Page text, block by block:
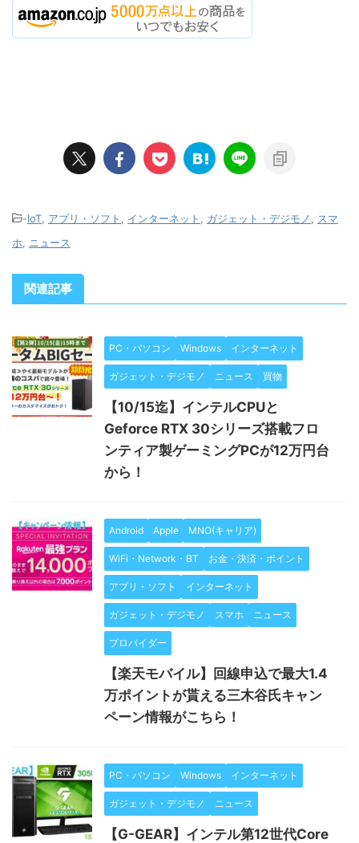
-IoT アプリ・ソフト インターネット ガジェット・デジモノ
スマ
ホ
ニュース
関連記事
PC・パソコン Windows インターネット
ガジェット・デジモノ ニュース 買物
【10/15迄】インテルCPUと
Geforce RTX 30シリーズ搭載フロ
ンティア製ゲーミングPCが12万円台
から！
Android Apple MNO(キャリア)
WiFi・Network・BT お金・決済・ポイント
アプリ・ソフト インターネット
ガジェット・デジモノ スマホ ニュース
プロバイダー
【楽天モバイル】回線申込で最大1.4
万ポイントが貰える三木谷氏キャン
ペーン情報がこちら！
PC・パソコン Windows インターネット
ガジェット・デジモノ ニュース
【G-GEAR】インテル第12世代Core